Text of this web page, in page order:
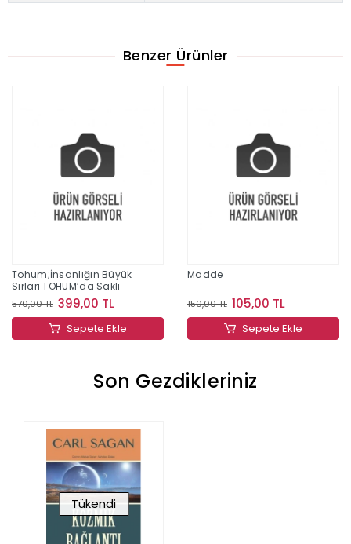
Benzer Ürünler
Tohum;İnsanlığın Büyük
Sırları TOHUM’da Saklı
570,00 TL 399,00 TL
Sepete Ekle
Madde
150,00 TL 105,00 TL
Sepete Ekle
Son Gezdikleriniz
Tükendi